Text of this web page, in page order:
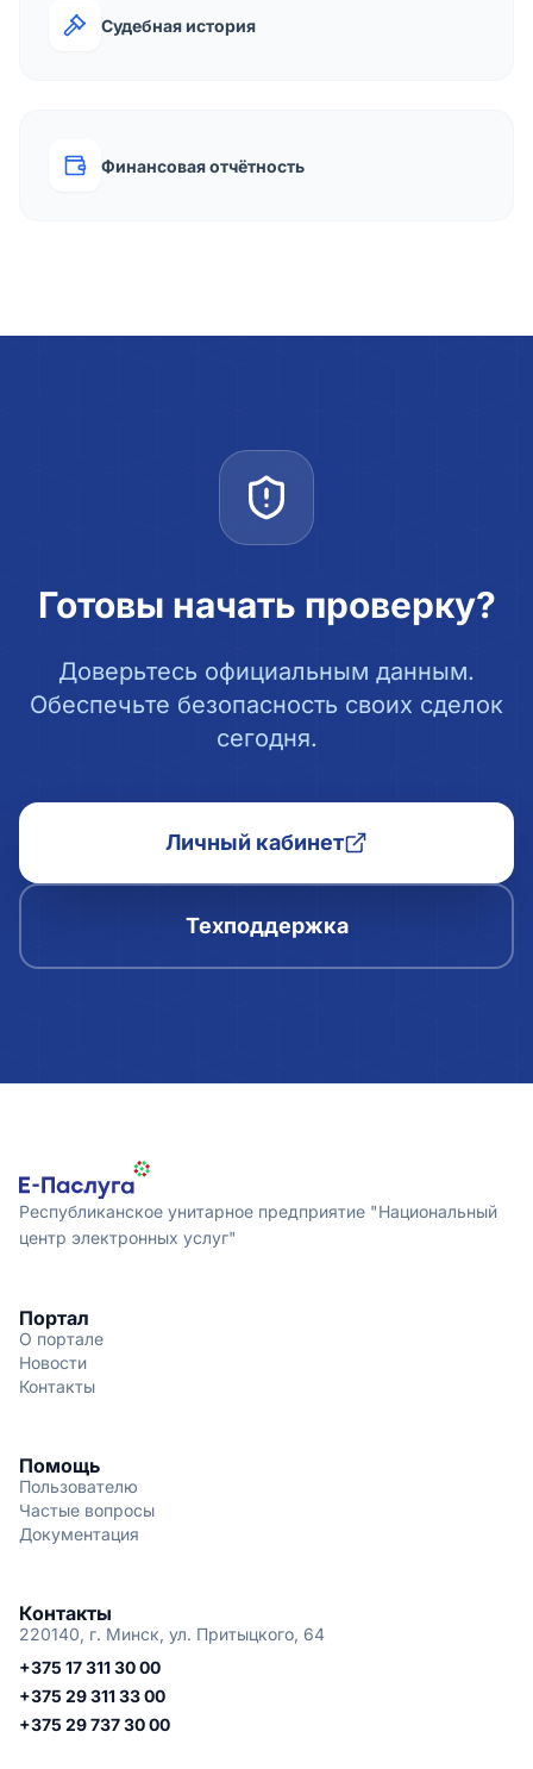
Судебная история
Финансовая отчётность
Готовы начать проверку?
Доверьтесь официальным данным.
Обеспечьте безопасность своих сделок
сегодня.
Личный кабинет
Техподдержка
Республиканское унитарное предприятие "Национальный
центр электронных услуг"
Портал
О портале
Новости
Контакты
Помощь
Пользователю
Частые вопросы
Документация
Контакты
220140, г. Минск, ул. Притыцкого, 64
+375 17 311 30 00
+375 29 311 33 00
+375 29 737 30 00